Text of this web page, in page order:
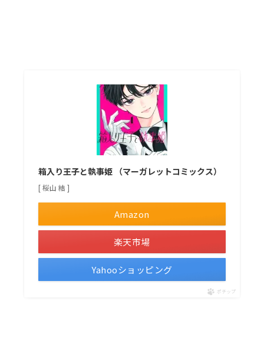
箱入り王子と執事姫 （マーガレットコミックス）
[ 桜山 結 ]
Amazon
楽天市場
Yahooショッピング
ポチップ